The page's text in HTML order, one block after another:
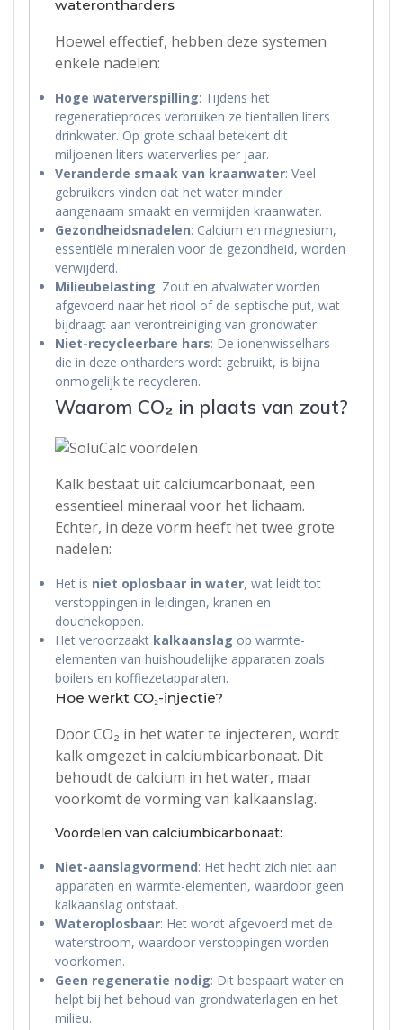
waterontharders
Hoewel effectief, hebben deze systemen
enkele nadelen:
Hoge waterverspilling: Tijdens het
regeneratieproces verbruiken ze tientallen liters
drinkwater. Op grote schaal betekent dit
miljoenen liters waterverlies per jaar.
Veranderde smaak van kraanwater: Veel
gebruikers vinden dat het water minder
aangenaam smaakt en vermijden kraanwater.
Gezondheidsnadelen: Calcium en magnesium,
essentiële mineralen voor de gezondheid, worden
verwijderd.
Milieubelasting: Zout en afvalwater worden
afgevoerd naar het riool of de septische put, wat
bijdraagt aan verontreiniging van grondwater.
Niet-recycleerbare hars: De ionenwisselhars
die in deze ontharders wordt gebruikt, is bijna
onmogelijk te recycleren.
Waarom CO₂ in plaats van zout?
Kalk bestaat uit calciumcarbonaat, een
essentieel mineraal voor het lichaam.
Echter, in deze vorm heeft het twee grote
nadelen:
Het is niet oplosbaar in water, wat leidt tot
verstoppingen in leidingen, kranen en
douchekoppen.
Het veroorzaakt kalkaanslag op warmte-
elementen van huishoudelijke apparaten zoals
boilers en koffiezetapparaten.
Hoe werkt CO₂-injectie?
Door CO₂ in het water te injecteren, wordt
kalk omgezet in calciumbicarbonaat. Dit
behoudt de calcium in het water, maar
voorkomt de vorming van kalkaanslag.
Voordelen van calciumbicarbonaat:
Niet-aanslagvormend: Het hecht zich niet aan
apparaten en warmte-elementen, waardoor geen
kalkaanslag ontstaat.
Wateroplosbaar: Het wordt afgevoerd met de
waterstroom, waardoor verstoppingen worden
voorkomen.
Geen regeneratie nodig: Dit bespaart water en
helpt bij het behoud van grondwaterlagen en het
milieu.